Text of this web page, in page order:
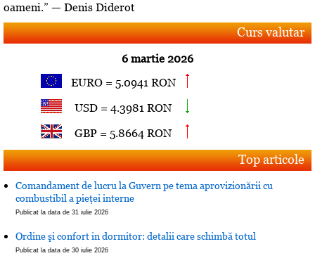
oameni.” — Denis Diderot
Curs valutar
6 martie 2026
EURO = 5.0941 RON
USD = 4.3981 RON
GBP = 5.8664 RON
Top articole
Comandament de lucru la Guvern pe tema aprovizionării cu
combustibil a pieţei interne
Publicat la data de 31 iulie 2026
Ordine şi confort in dormitor: detalii care schimbă totul
Publicat la data de 30 iulie 2026